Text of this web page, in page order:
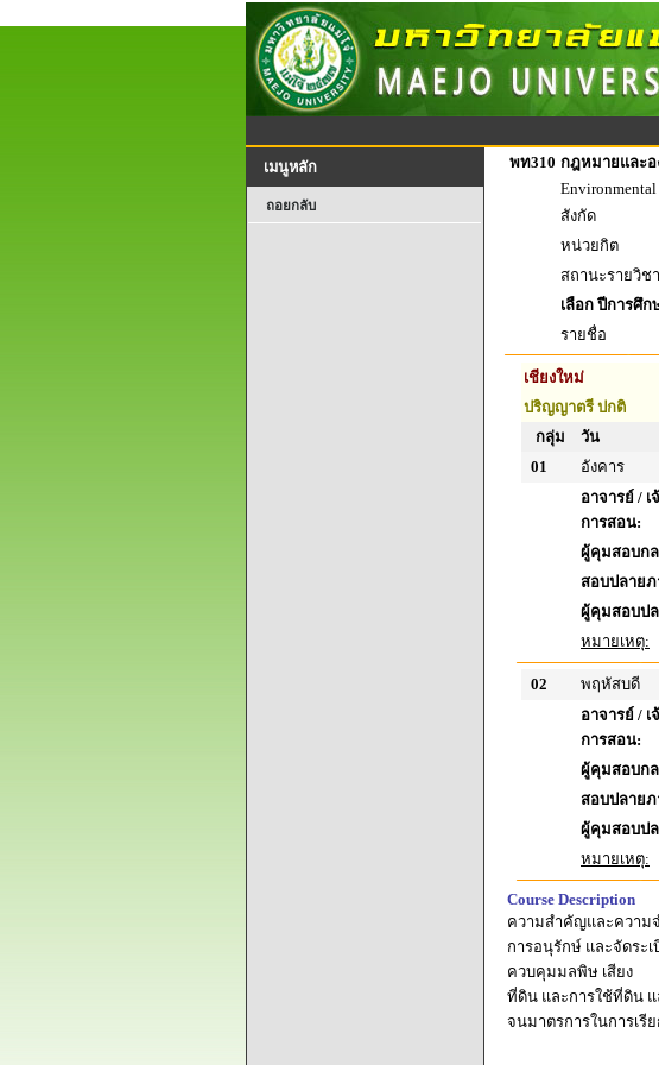
เมนูหลัก
ถอยกลับ
พท310 กฎหมายและอ
สังกัด
หน่วยกิต
สถานะรายวิช
เลือก ปีการศึก
รายชื่อ
เชียงใหม่
ปริญญาตรี ปกติ
กลุ่ม
วัน
01
อังคาร
อาจารย์ /
การสอน:
ผู้คุมสอบก
สอบปลายภ
ผู้คุมสอบป
หมายเหตุ:
02 พฤหัสบดี
อาจารย์ /
การสอน:
ผู้คุมสอบก
สอบปลายภ
ผู้คุมสอบป
หมายเหตุ:
Course Description
ความสำคัญและความ
การอนุรักษ์ และจัดระ
ควบคุมมลพิษ เสียง
ที่ดิน และการใช้ที่ดิน แ
จนมาตรการในการเรี